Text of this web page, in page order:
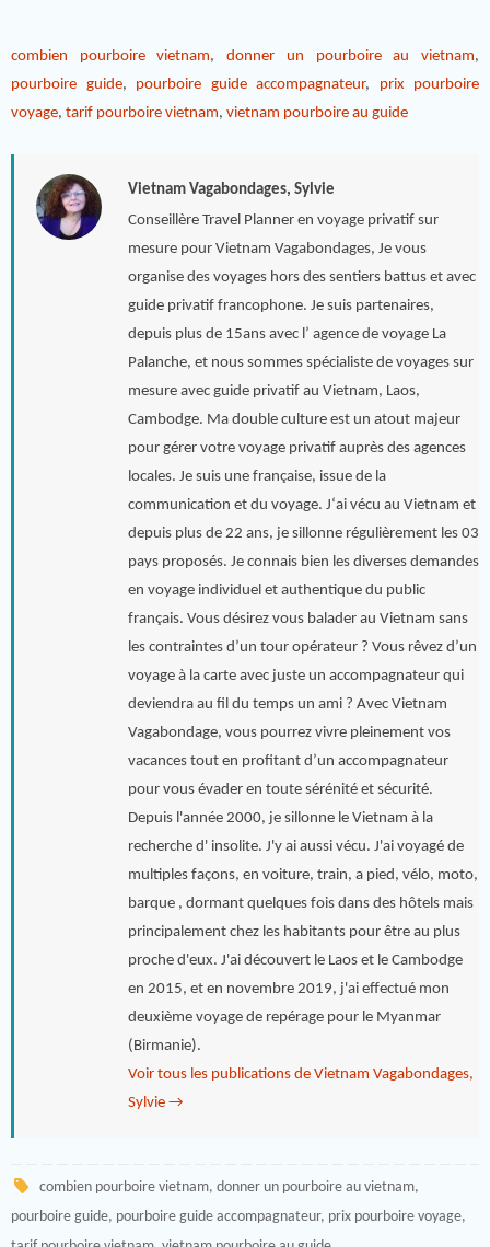
combien pourboire vietnam,donner un pourboire au vietnam,
pourboire guide, pourboire guide accompagnateur, prix pourboire
voyage, tarif pourboire vietnam, vietnam pourboire au guide
Vietnam Vagabondages, Sylvie
Conseillère Travel Planner en voyage privatif sur
mesure pour Vietnam Vagabondages, Je vous
organise des voyages hors des sentiers battus et avec
guide privatif francophone. Je suis partenaires,
depuis plus de 15ans avec l’ agence de voyage La
Palanche, et nous sommes spécialiste de voyages sur
mesure avec guide privatif au Vietnam, Laos,
Cambodge. Ma double culture est un atout majeur
pour gérer votre voyage privatif auprès des agences
locales. Je suis une française, issue de la
communication et du voyage. J‘ai vécu au Vietnam et
depuis plus de 22 ans, je sillonne régulièrement les 03
pays proposés. Je connais bien les diverses demandes
en voyage individuel et authentique du public
français. Vous désirez vous balader au Vietnam sans
les contraintes d’un tour opérateur ? Vous rêvez d’un
voyage à la carte avec juste un accompagnateur qui
deviendra au fil du temps un ami ? Avec Vietnam
Vagabondage, vous pourrez vivre pleinement vos
vacances tout en profitant d’un accompagnateur
pour vous évader en toute sérénité et sécurité.
Depuis l'année 2000, je sillonne le Vietnam à la
recherche d' insolite. J'y ai aussi vécu. J'ai voyagé de
multiples façons, en voiture, train, a pied, vélo, moto,
barque , dormant quelques fois dans des hôtels mais
principalement chez les habitants pour être au plus
proche d'eux. J'ai découvert le Laos et le Cambodge
en 2015, et en novembre 2019, j'ai effectué mon
deuxième voyage de repérage pour le Myanmar
(Birmanie).
Voir tous les publications de Vietnam Vagabondages,
Sylvie →
combien pourboire vietnam, donner un pourboire au vietnam,
pourboire guide, pourboire guide accompagnateur, prix pourboire voyage,